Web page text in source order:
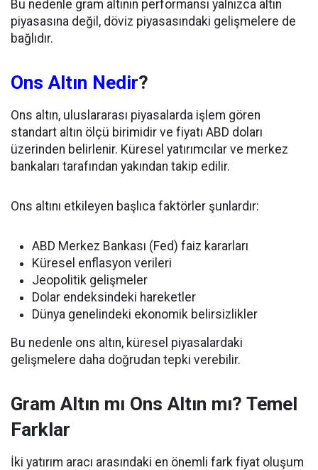
Bu nedenle gram altının performansı yalnızca altın
piyasasına değil, döviz piyasasındaki gelişmelere de
bağlıdır.
Ons Altın Nedir?
Ons altın, uluslararası piyasalarda işlem gören
standart altın ölçü birimidir ve fiyatı ABD doları
üzerinden belirlenir. Küresel yatırımcılar ve merkez
bankaları tarafından yakından takip edilir.
Ons altını etkileyen başlıca faktörler şunlardır:
ABD Merkez Bankası (Fed) faiz kararları
Küresel enflasyon verileri
Jeopolitik gelişmeler
Dolar endeksindeki hareketler
Dünya genelindeki ekonomik belirsizlikler
Bu nedenle ons altın, küresel piyasalardaki
gelişmelere daha doğrudan tepki verebilir.
Gram Altın mı Ons Altın mı? Temel
Farklar
İki yatırım aracı arasındaki en önemli fark fiyat oluşum